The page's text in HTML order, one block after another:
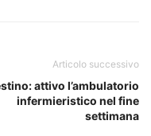
Articolo successivo
attivo l’ambulatorio
infermieristico nel fine
settimana